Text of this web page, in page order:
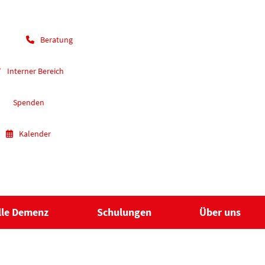
Beratung
Interner Bereich
Spenden
Kalender
Demenz Schulungen Über uns